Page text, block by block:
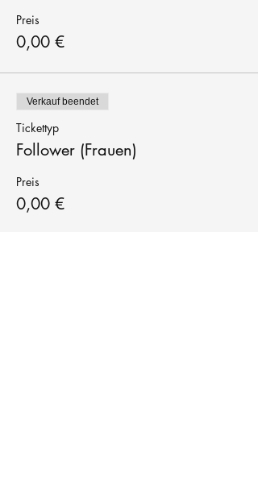
Preis
0,00 €
Verkauf beendet
Tickettyp
Follower (Frauen)
Preis
0,00 €